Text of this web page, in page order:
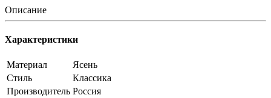
Описание
Характеристики
Материал
Ясень
Стиль
Классика
Производитель Россия